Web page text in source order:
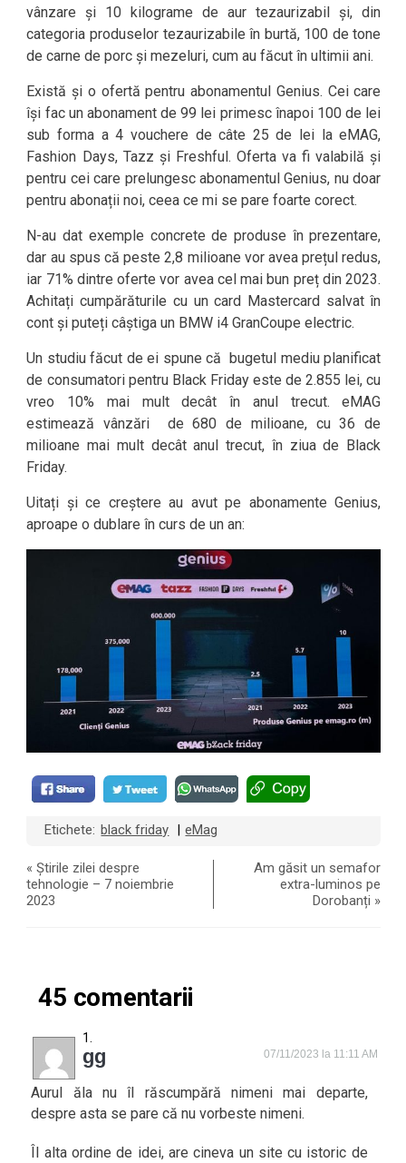
vânzare și 10 kilograme de aur tezaurizabil și, din
categoria produselor tezaurizabile în burtă, 100 de tone
de carne de porc și mezeluri, cum au făcut în ultimii ani.
Există și o ofertă pentru abonamentul Genius. Cei care
își fac un abonament de 99 lei primesc înapoi 100 de lei
sub forma a 4 vouchere de câte 25 de lei la eMAG,
Fashion Days, Tazz și Freshful. Oferta va fi valabilă și
pentru cei care prelungesc abonamentul Genius, nu doar
pentru abonații noi, ceea ce mi se pare foarte corect.
N-au dat exemple concrete de produse în prezentare,
dar au spus că peste 2,8 milioane vor avea prețul redus,
iar 71% dintre oferte vor avea cel mai bun preț din 2023.
Achitați cumpărăturile cu un card Mastercard salvat în
cont și puteți câștiga un BMW i4 GranCoupe electric.
Un studiu făcut de ei spune că bugetul mediu planificat
de consumatori pentru Black Friday este de 2.855 lei, cu
vreo 10% mai mult decât în anul trecut. eMAG
estimează vânzări de 680 de milioane, cu 36 de
milioane mai mult decât anul trecut, în ziua de Black
Friday.
Uitați și ce creștere au avut pe abonamente Genius,
aproape o dublare în curs de un an:
Etichete: black friday eMag
«Știrile zilei despre
tehnologie – 7 noiembrie
2023
Am găsit un semafor
extra-luminos pe
Dorobanți »
45 comentarii
gg 07/11/2023 la 11:11 AM
Aurul ăla nu îl răscumpără nimeni mai departe,
despre asta se pare că nu vorbeste nimeni.
Îl alta ordine de idei, are cineva un site cu istoric de